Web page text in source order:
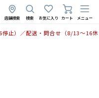
店舗検索 検索 お気に入り カート メニュー
止）／配送・問合せ（8/13〜16休
2025年4月30日